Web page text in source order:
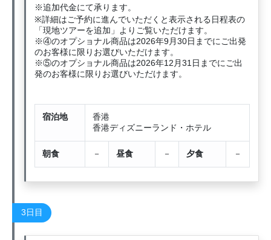
※追加代金にて承ります。
※詳細はご予約に進んでいただくと表示される日程表の
「現地ツアーを追加」よりご覧いただけます。
※④のオプショナル商品は2026年9月30日までにご出発
のお客様に限りお選びいただけます。
※⑤のオプショナル商品は2026年12月31日までにご出
発のお客様に限りお選びいただけます。
宿泊地
香港
香港ディズニーランド・ホテル
朝食 － 昼食 － 夕食 －
3日目